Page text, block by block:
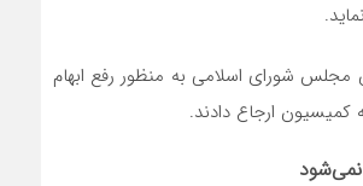
مجلس شورای اسلامی به منظور رفع ابهام